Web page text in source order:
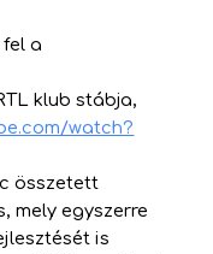
a
klub stábja,
watch?
összetett
mely egyszerre
is